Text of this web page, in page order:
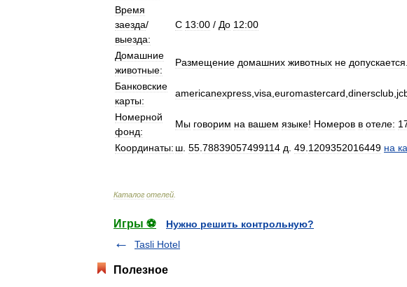
Время
заезда/
выезда:
C 13:00 / До 12:00
Домашние
животные:
Размещение домашних животных не допускается
Банковские
карты:
americanexpress visa euromastercard dinersclub
Номерной
фонд:
Мы говорим на вашем языке! Номеров в отеле:
Координаты: ш 55 78839057499114 д 49 1209352016449 на
Каталог отелей
Игры ⚽
Нужно решить контрольную?
Tasli Hotel
Полезное